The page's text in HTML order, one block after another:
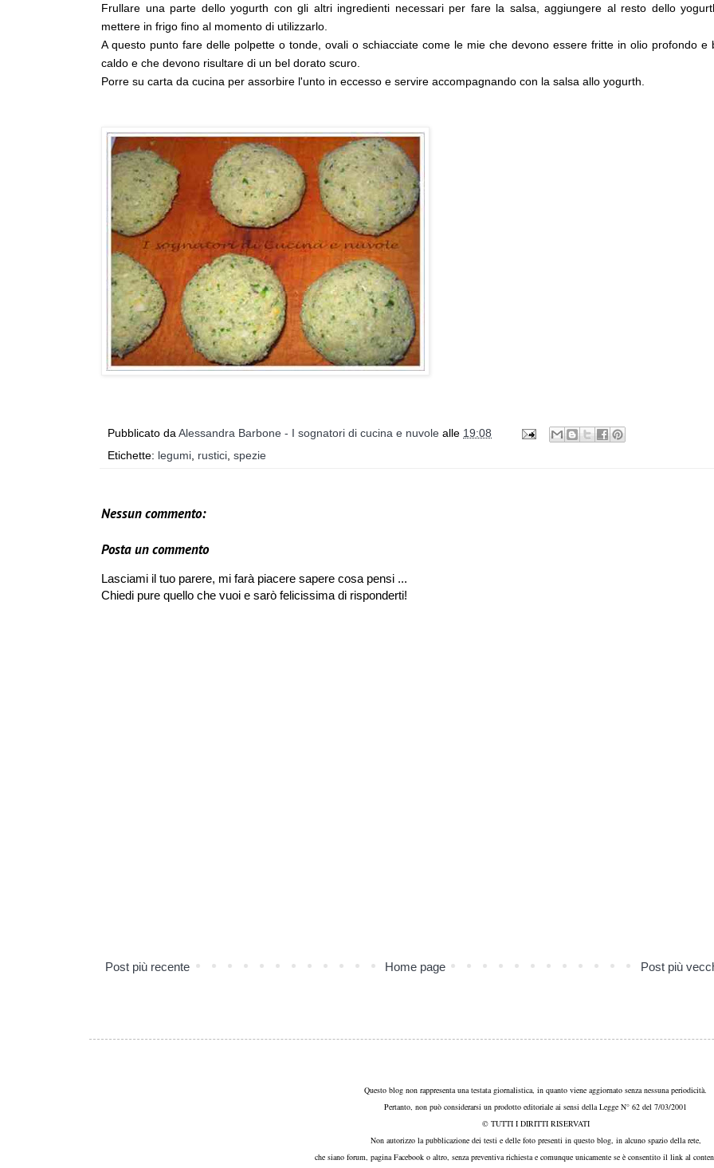
Frullare una parte dello yogurth con gli altri ingredienti necessari per fare la salsa, aggiungere al resto dello
mettere in frigo fino al momento di utilizzarlo.
A questo punto fare delle polpette o tonde, ovali o schiacciate come le mie che devono essere fritte in olio profondo e
caldo e che devono risultare di un bel dorato scuro.
Porre su carta da cucina per assorbire l'unto in eccesso e servire accompagnando con la salsa allo yogurth.
Pubblicato da Alessandra Barbone - I sognatori di cucina e nuvole alle 19:08
Etichette: legumi, rustici, spezie
Nessun commento:
Posta un commento
Lasciami il tuo parere, mi farà piacere sapere cosa pensi ...
Chiedi pure quello che vuoi e sarò felicissima di risponderti!
Post più recente Post più
Home page
Questo blog non rappresenta una testata giornalistica, in quanto viene aggiornato senza nessuna periodicità.
Pertanto, non può considerarsi un prodotto editoriale ai sensi della Legge N° 62 del 7/03/2001
© TUTTI I DIRITTI RISERVATI
Non autorizzo la pubblicazione dei testi e delle foto presenti in questo blog, in alcuno spazio della rete,
che siano forum, pagina Facebook o altro, senza preventiva richiesta e comunque unicamente se è consentito il link al